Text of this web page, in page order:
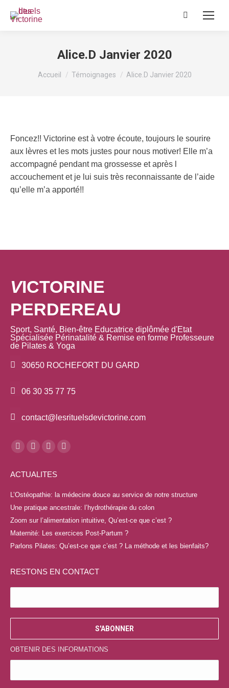
Recherche
Alice.D Janvier 2020
Vous êtes ici :
Accueil Témoignages Alice.D Janvier 2020
Foncez!! Victorine est à votre écoute, toujours le sourire
aux lèvres et les mots justes pour nous motiver! Elle m’a
accompagné pendant ma grossesse et après l
accouchement et je lui suis très reconnaissante de l’aide
qu’elle m’a apporté!!
VICTORINE
PERDEREAU
Sport, Santé, Bien-être Educatrice diplômée d'Etat
Spécialisée Périnatalité & Remise en forme Professeure
de Pilates & Yoga
30650 ROCHEFORT DU GARD
06 30 35 77 75
contact@lesrituelsdevictorine.com
Trouvez nous sur :
La
Facebook
s'ouvre
dans
une
nouvelle
fenêtre
La
YouTube
s'ouvre
dans
une
nouvelle
fenêtre
La
LinkedIn
s'ouvre
dans
une
nouvelle
fenêtre
La
s'ouvre
dans
une
nouvelle
fenêtre
ACTUALITES
L’Ostéopathie: la médecine douce au service de notre structure
Une pratique ancestrale: l’hydrothérapie du colon
Zoom sur l’alimentation intuitive, Qu’est-ce que c’est ?
Maternité: Les exercices Post-Partum ?
Parlons Pilates: Qu’est-ce que c’est ? La méthode et les bienfaits?
RESTONS EN CONTACT
OBTENIR DES INFORMATIONS